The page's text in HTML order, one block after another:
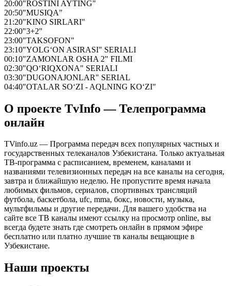
20:00"ROSTINI AYTING"
20:50"MUSIQA"
21:20"KINO SIRLARI"
22:00"3+2"
23:00"TAKSOFON"
23:10"YOLG‘ON ASIRASI" SERIALI
00:10"ZAMONLAR OSHA 2" FILMI
02:30"QO‘RIQXONA" SERIALI
03:30"DUGONAJONLAR" SERIAL
04:40"OTALAR SO‘ZI - AQLNING KO‘ZI"
О проекте TvInfo — Телепрограмма
онлайн
TVinfo.uz — Программа передач всех популярных частных и
государственных телеканалов Узбекистана. Только актуальная
ТВ-программа с расписанием, временем, каналами и
названиями телевизионных передач на все каналы на сегодня,
завтра и ближайшую неделю. Не пропустите время начала
любимых фильмов, сериалов, спортивных трансляций
футбола, баскетбола, ufc, mma, бокс, новости, музыка,
мультфильмы и другие передачи. Для вашего удобства на
сайте все ТВ каналы имеют ссылку на просмотр online, вы
всегда будете знать где смотреть онлайн в прямом эфире
бесплатно или платно лучшие тв каналы вещающие в
Узбекистане.
Наши проекты